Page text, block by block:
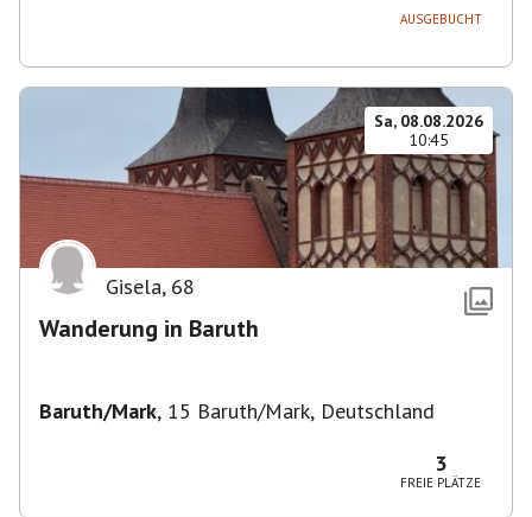
AUSGEBUCHT
Sa, 08.08.2026
10:45
Gisela, 68
Wanderung in Baruth
Baruth/Mark, 15 Baruth/Mark, Deutschland
3
FREIE PLÄTZE